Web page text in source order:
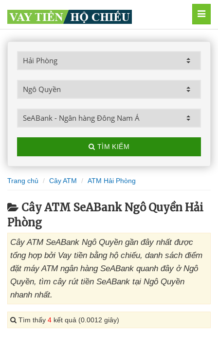
TÌM KIẾM
Trang chủ Cây ATM ATM Hải Phòng
Cây ATM SeABank Ngô Quyền Hải
Phòng
Cây ATM SeABank Ngô Quyền gần đây nhất được
tổng hợp bởi Vay tiền bằng hộ chiếu, danh sách điểm
đặt máy ATM ngân hàng SeABank quanh đây ở Ngô
Quyền, tìm cây rút tiền SeABank tại Ngô Quyền
nhanh nhất.
Tìm thấy 4 kết quả (0.0012 giây)